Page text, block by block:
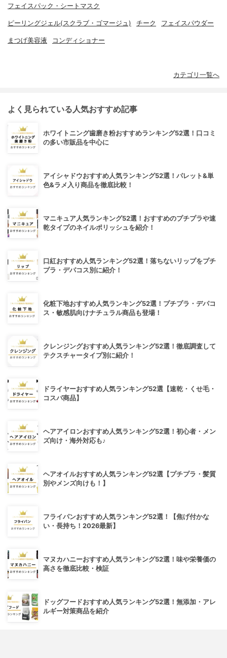
フェイスパック・シートマスク
ピーリングジェル(スクラブ・ゴマージュ) チーク フェイスパウダー
まつげ美容液 コンディショナー
カテゴリ一覧へ
よく見られている人気おすすめ記事
ホワイトニング歯磨き粉おすすめランキング52選！口コミ
の多い市販品を中心に
アイシャドウおすすめ人気ランキング52選！パレット&単
色&ラメ入り商品を徹底比較！
マニキュア人気ランキング52選！おすすめのプチプラや速
乾タイプのネイルポリッシュを紹介！
口紅おすすめ人気ランキング52選！落ちないリップをプチ
プラ・デパコス別に紹介！
化粧下地おすすめ人気ランキング52選！プチプラ・デパコ
ス・敏感肌向けナチュラル商品も登場！
クレンジングおすすめ人気ランキング52選！徹底調査して
テクスチャータイプ別に紹介！
ドライヤーおすすめ人気ランキング52選【速乾・くせ毛・
コスパ商品】
ヘアアイロンおすすめ人気ランキング52選！初心者・メン
ズ向け・海外対応も♪
ヘアオイルおすすめ人気ランキング52選【プチプラ・髪質
別やメンズ向けも！】
フライパンおすすめ人気ランキング52選！【焦げ付かな
い・長持ち！2026最新】
マヌカハニーおすすめ人気ランキング52選！味や栄養価の
高さを徹底比較・検証
ドッグフードおすすめ人気ランキング52選！無添加・アレ
ルギー対策商品を紹介